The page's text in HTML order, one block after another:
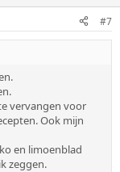
#7
vervangen voor
Ook mijn
en limoenblad
zeggen.